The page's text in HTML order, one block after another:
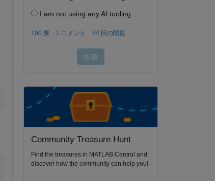
Community Treasure Hunt
Find the treasures in MATLAB Central and
discover how the community can help you!